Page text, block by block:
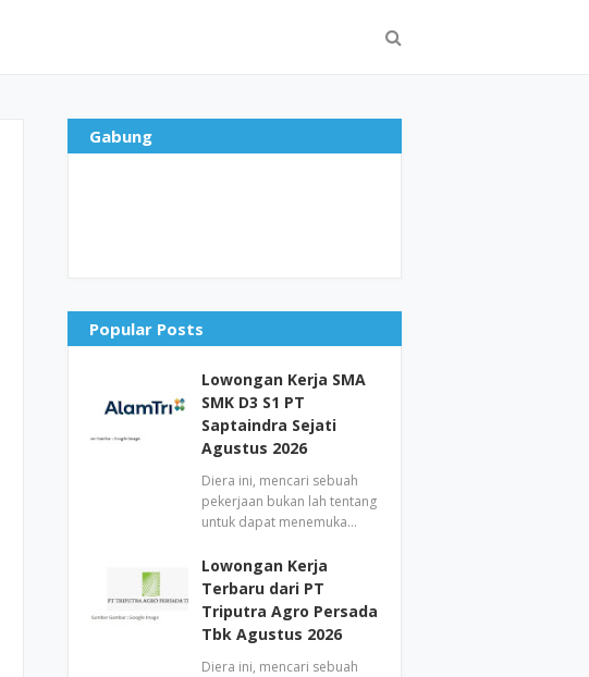
Gabung
Popular Posts
Lowongan Kerja SMA
SMK D3 S1 PT
Saptaindra Sejati
Agustus 2026
Diera ini, mencari sebuah
pekerjaan bukan lah tentang
untuk dapat menemuka…
Lowongan Kerja
Terbaru dari PT
Triputra Agro Persada
Tbk Agustus 2026
Diera ini, mencari sebuah